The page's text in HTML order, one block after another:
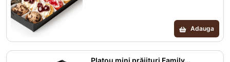
Adauga
Platou mini prăjituri Family